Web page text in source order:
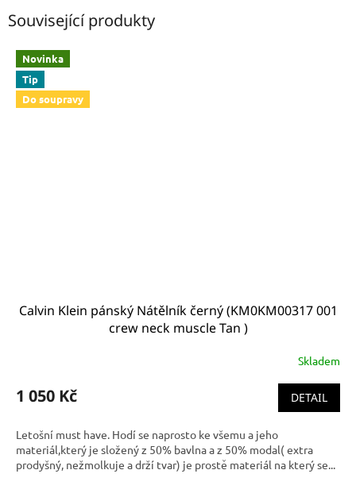
Související produkty
Novinka
Tip
Do soupravy
Calvin Klein pánský Nátělník černý (KM0KM00317 001
crew neck muscle Tan )
Skladem
1 050 Kč DETAIL
Letošní must have. Hodí se naprosto ke všemu a jeho
materiál,který je složený z 50% bavlna a z 50% modal( extra
prodyšný, nežmolkuje a drží tvar) je prostě materiál na který se...